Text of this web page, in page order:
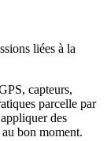
liées à la
capteurs,
parcelle par
des
bon moment.